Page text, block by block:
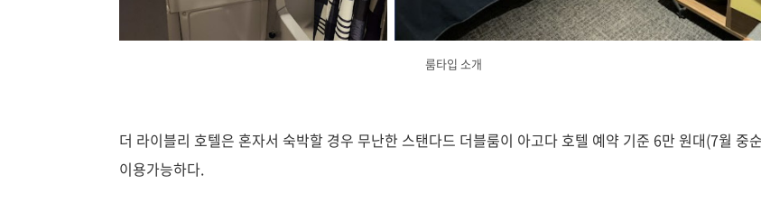
룸타입 소개
더 라이블리 호텔은 혼자서 숙박할 경우 무난한 스탠다드 더블룸이 아고다 호텔 예약 기준 6만 원대(7월 중
이용가능하다.